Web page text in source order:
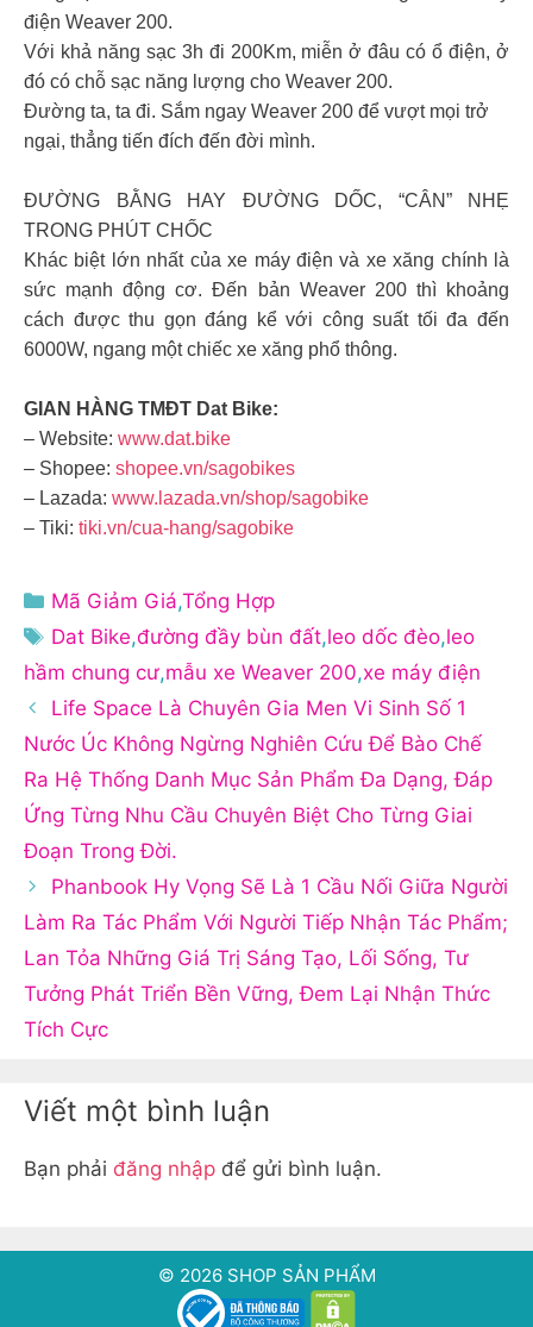
điện Weaver 200.
Với khả năng sạc 3h đi 200Km, miễn ở đâu có ổ điện, ở
đó có chỗ sạc năng lượng cho Weaver 200.
Đường ta, ta đi. Sắm ngay Weaver 200 để vượt mọi trở
ngại, thẳng tiến đích đến đời mình.
ĐƯỜNG BẰNG HAY ĐƯỜNG DỐC, “CÂN” NHẸ
TRONG PHÚT CHỐC
Khác biệt lớn nhất của xe máy điện và xe xăng chính là
sức mạnh động cơ. Đến bản Weaver 200 thì khoảng
cách được thu gọn đáng kể với công suất tối đa đến
6000W, ngang một chiếc xe xăng phổ thông.
GIAN HÀNG TMĐT Dat Bike:
– Website: www.dat.bike
– Shopee: shopee.vn/sagobikes
– Lazada: www.lazada.vn/shop/sagobike
– Tiki: tiki.vn/cua-hang/sagobike
Danh
mục
Mã Giảm Giá,Tổng Hợp
Thẻ
Dat Bike,đường đầy bùn đất,leo dốc đèo,leo
hầm chung cư,mẫu xe Weaver 200,xe máy điện
Life Space Là Chuyên Gia Men Vi Sinh Số 1
Nước Úc Không Ngừng Nghiên Cứu Để Bào Chế
Ra Hệ Thống Danh Mục Sản Phẩm Đa Dạng, Đáp
Ứng Từng Nhu Cầu Chuyên Biệt Cho Từng Giai
Đoạn Trong Đời.
Phanbook Hy Vọng Sẽ Là 1 Cầu Nối Giữa Người
Làm Ra Tác Phẩm Với Người Tiếp Nhận Tác Phẩm;
Lan Tỏa Những Giá Trị Sáng Tạo, Lối Sống, Tư
Tưởng Phát Triển Bền Vững, Đem Lại Nhận Thức
Tích Cực
Viết một bình luận
Bạn phải đăng nhập để gửi bình luận.
© 2026 SHOP SẢN PHẨM